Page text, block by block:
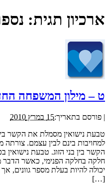
ארכיון תגית:
ט – מילון המשפחה
| פורסם בתאריך:15 במרץ 2010
טבעת נישואין מסמלת את הקשר בין
למחויבות בינם לבין עצמם.
הקשר בין בני הזוג. טבעת
חלקה בחלקה הפנימי, כאשר הדבר
יכולה להיות בעלת מספר גוונים,
[…]